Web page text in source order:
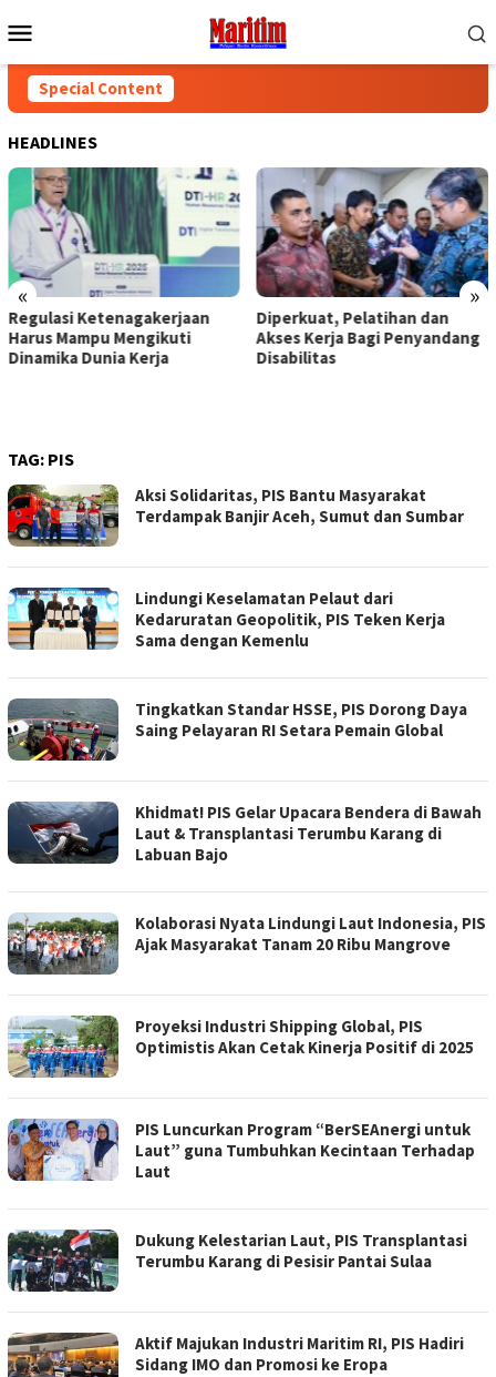
to
Menu
Special Content
HEADLINES
« »
Regulasi Ketenagakerjaan
Harus Mampu Mengikuti
Dinamika Dunia Kerja
Diperkuat, Pelatihan dan
Akses Kerja Bagi Penyandang
Disabilitas
TAG: PIS
Aksi Solidaritas, PIS Bantu Masyarakat
Terdampak Banjir Aceh, Sumut dan Sumbar
Lindungi Keselamatan Pelaut dari
Kedaruratan Geopolitik, PIS Teken Kerja
Sama dengan Kemenlu
Tingkatkan Standar HSSE, PIS Dorong Daya
Saing Pelayaran RI Setara Pemain Global
Khidmat! PIS Gelar Upacara Bendera di Bawah
Laut & Transplantasi Terumbu Karang di
Labuan Bajo
Kolaborasi Nyata Lindungi Laut Indonesia, PIS
Ajak Masyarakat Tanam 20 Ribu Mangrove
Proyeksi Industri Shipping Global, PIS
Optimistis Akan Cetak Kinerja Positif di 2025
PIS Luncurkan Program “BerSEAnergi untuk
Laut” guna Tumbuhkan Kecintaan Terhadap
Laut
Dukung Kelestarian Laut, PIS Transplantasi
Terumbu Karang di Pesisir Pantai Sulaa
Aktif Majukan Industri Maritim RI, PIS Hadiri
Sidang IMO dan Promosi ke Eropa